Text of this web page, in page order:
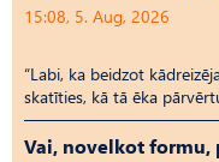
15:08, 5. Aug, 2026
“Labi, ka beidzot
skatīties, kā tā ēka
Vai, novelkot formu,